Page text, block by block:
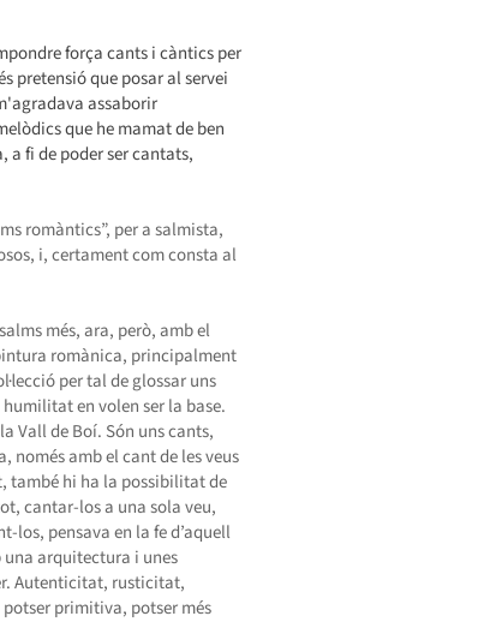
força cants i càntics per
pretensió que posar al servei
assaborir
que he mamat de ben
a fi de poder ser cantats,
romàntics”, per a salmista,
i, certament com consta al
més, ara, però, amb el
romànica, principalment
per tal de glossar uns
en volen ser la base.
Vall de Boí. Són uns cants,
amb el cant de les veus
també hi ha la possibilitat de
cantar-los a una sola veu,
los, pensava en la fe d’aquell
una arquitectura i unes
Autenticitat, rusticitat,
primitiva, potser més